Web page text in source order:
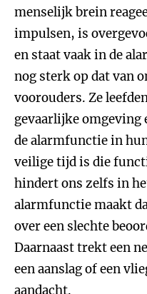
menselijk brein
impulsen, is
en staat vaak in de
nog sterk op dat van
voorouders. Ze
gevaarlijke omgeving
de alarmfunctie in
veilige tijd is die
hindert ons zelfs in
alarmfunctie maakt
over een slechte
Daarnaast trekt een
een aanslag of een
aandacht.